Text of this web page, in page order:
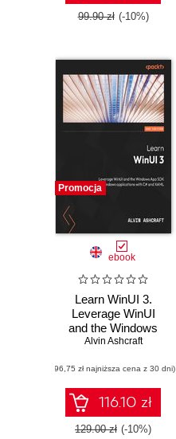
99.90 zł (-10%)
Promocja
ebook
Learn WinUI 3.
Leverage WinUI
and the Windows
App SDK to create
applications with
C# and XAML -
Second Edition
Alvin Ashcraft
(96,75 zł najniższa cena z 30 dni)
116.10 zł
129.00 zł (-10%)